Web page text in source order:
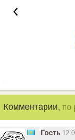
Комментарии, по
Гость